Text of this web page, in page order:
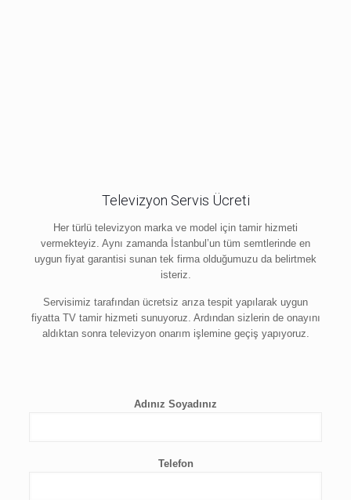
Televizyon Servis Ücreti
Her türlü televizyon marka ve model için tamir hizmeti
vermekteyiz. Aynı zamanda İstanbul’un tüm semtlerinde en
uygun fiyat garantisi sunan tek firma olduğumuzu da belirtmek
isteriz.
Servisimiz tarafından ücretsiz arıza tespit yapılarak uygun
fiyatta TV tamir hizmeti sunuyoruz. Ardından sizlerin de onayını
aldıktan sonra televizyon onarım işlemine geçiş yapıyoruz.
Adınız Soyadınız
Telefon